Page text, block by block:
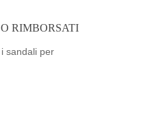
RIMBORSATI
sandali per